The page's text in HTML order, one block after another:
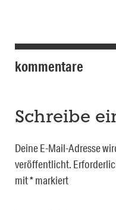
kommentare
Schreibe
Deine E-Mail-Adresse
veröffentlicht.
mit*markiert